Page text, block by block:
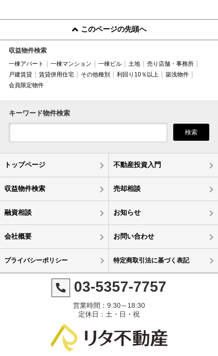
このページの先頭へ
収益物件検索
一棟アパート 一棟マンション 一棟ビル 土地
売り店舗・事務所
戸建賃貸
賃貸併用住宅 その他種別 利回り10％以上
築浅物件
会員限定物件
キーワード物件検索
検索
トップページ 不動産投資入門
収益物件検索 売却相談
融資相談 お知らせ
会社概要 お問い合わせ
プライバシーポリシー 特定商取引法に基づく表記
03-5357-7757
営業時間：9:30～18:30
定休日：土・日・祝